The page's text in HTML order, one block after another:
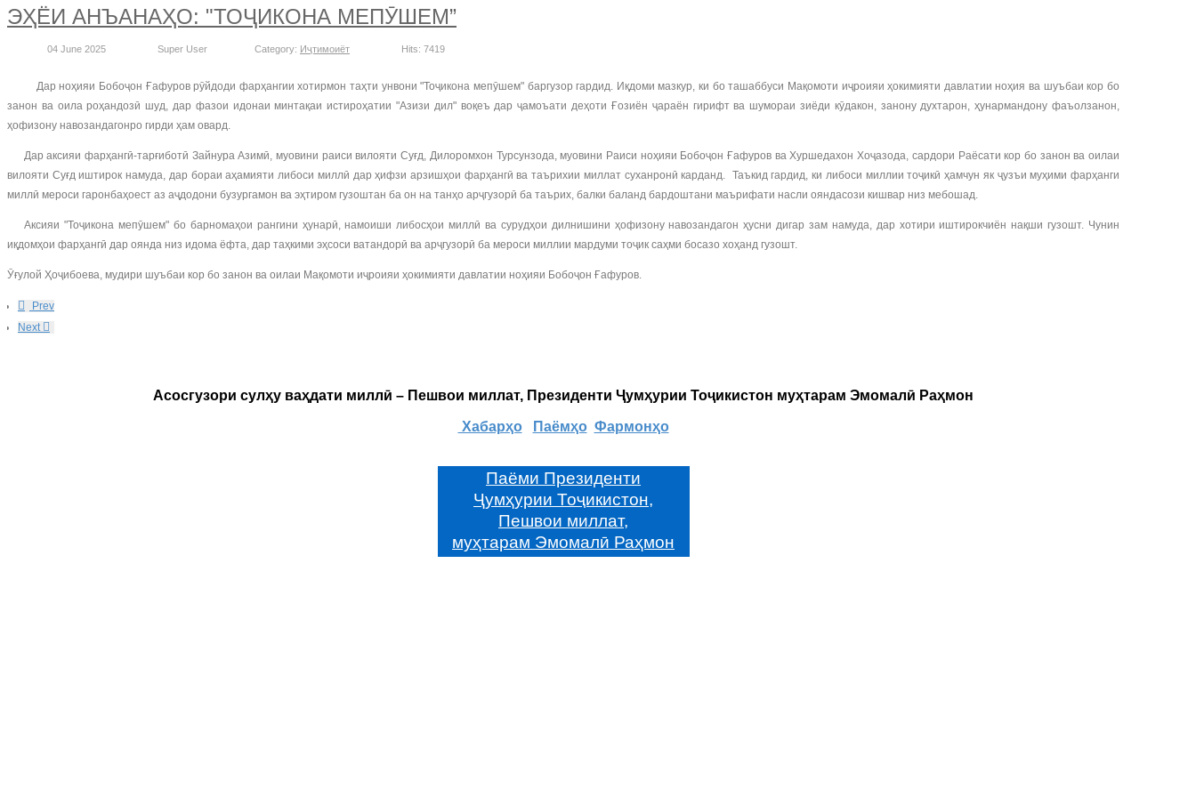
ЭҲЁИ АНЪАНАҲО: "ТОҶИКОНА МЕПӮШЕМ”
04 June 2025 Super User Category: Иҷтимоиёт Hits: 7419
Дар ноҳияи Бобоҷон Ғафуров рӯйдоди фарҳангии хотирмон таҳти унвони "Тоҷикона мепӯшем" баргузор гардид. Иқдоми мазкур, ки бо ташаббуси Мақомоти иҷроияи ҳокимияти давлатии ноҳия ва шуъбаи кор бо
занон ва оила роҳандозӣ шуд, дар фазои идонаи минтақаи истироҳатии "Азизи дил" воқеъ дар ҷамоъати деҳоти Ғозиён ҷараён гирифт ва шумораи зиёди кӯдакон, занону духтарон, ҳунармандону фаъолзанон,
ҳофизону навозандагонро гирди ҳам овард.
Дар аксияи фарҳангӣ-тарғиботӣ Зайнура Азимӣ, муовини раиси вилояти Суғд, Дилоромхон Турсунзода, муовини Раиси ноҳияи Бобоҷон Ғафуров ва Хуршедахон Хоҷазода, сардори Раёсати кор бо занон ва оилаи
вилояти Суғд иштирок намуда, дар бораи аҳамияти либоси миллӣ дар ҳифзи арзишҳои фарҳангӣ ва таърихии миллат суханронӣ карданд. Таъкид гардид, ки либоси миллии тоҷикӣ ҳамчун як ҷузъи муҳими фарҳанги
миллӣ мероси гаронбаҳоест аз аҷдодони бузургамон ва эҳтиром гузоштан ба он на танҳо арҷгузорӣ ба таърих, балки баланд бардоштани маърифати насли ояндасози кишвар низ мебошад.
Аксияи "Тоҷикона мепӯшем" бо барномаҳои рангини ҳунарӣ, намоиши либосҳои миллӣ ва сурудҳои дилнишини ҳофизону навозандагон ҳусни дигар зам намуда, дар хотири иштирокчиён нақши гузошт. Чунин
иқдомҳои фарҳангӣ дар оянда низ идома ёфта, дар таҳкими эҳсоси ватандорӣ ва арҷгузорӣ ба мероси миллии мардуми тоҷик саҳми босазо хоҳанд гузошт.
Ӯғулой Ҳоҷибоева, мудири шуъбаи кор бо занон ва оилаи Мақомоти иҷроияи ҳокимияти давлатии ноҳияи Бобоҷон Ғафуров.
Prev
Next
Асосгузори сулҳу ваҳдати миллӣ – Пешвои миллат, Президенти Ҷумҳурии Тоҷикистон муҳтарам Эмомалӣ Раҳмон
Хабарҳо Паёмҳо Фармонҳо
Паёми Президенти
Ҷумҳурии Тоҷикистон,
Пешвои миллат,
муҳтарам Эмомалӣ Раҳмон